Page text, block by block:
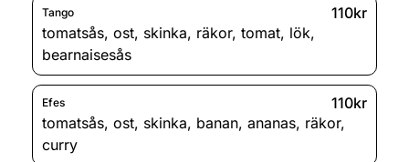
Tango
110kr
tomatsås, ost, skinka, räkor, tomat, lök,
bearnaisesås
Efes
110kr
tomatsås, ost, skinka, banan, ananas, räkor,
curry